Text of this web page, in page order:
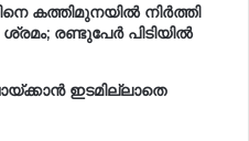
കത്തിമുനയിൽ നിർത്തി
രണ്ടുപേർ പിടിയിൽ
ഇടമില്ലാതെ